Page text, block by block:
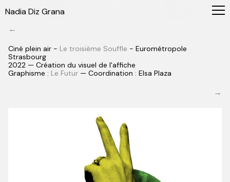
←
Ciné plein air - Le troisième Souffle - Eurométropole
Strasbourg
2022 — Création du visuel de l'affiche
Graphisme : Le Futur— Coordination : Elsa Plaza
→
Nadia Diz Grana